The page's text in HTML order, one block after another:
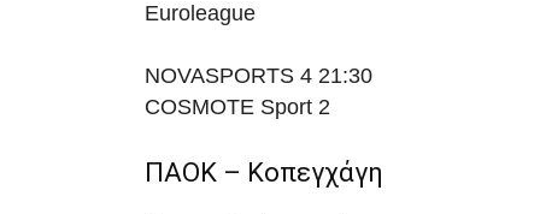
Euroleague
NOVASPORTS 4 21:30
COSMOTE Sport 2
ΠΑΟΚ – Κοπεγχάγη